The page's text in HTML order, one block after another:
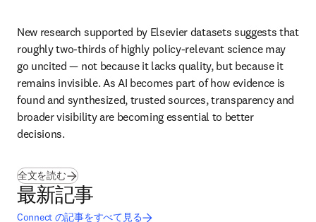
New research supported by Elsevier datasets suggests that
roughly two-thirds of highly policy-relevant science may
go uncited — not because it lacks quality, but because it
remains invisible. As AI becomes part of how evidence is
found and synthesized, trusted sources, transparency and
broader visibility are becoming essential to better
decisions.
全文を読む(新しいタブ／ウィンドウで開く
最新記事
Connect の記事をすべて見る